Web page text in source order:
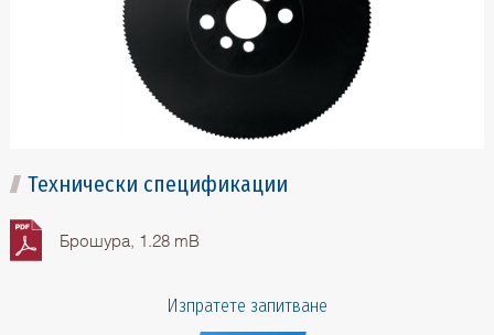
Технически спецификации
Брошура, 1.28 mB
Изпратете запитване